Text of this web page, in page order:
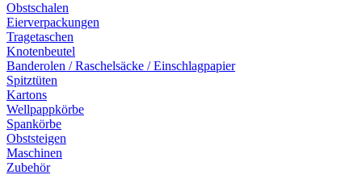
Obstschalen
Eierverpackungen
Tragetaschen
Knotenbeutel
Banderolen / Raschelsäcke / Einschlagpapier
Spitztüten
Kartons
Wellpappkörbe
Spankörbe
Obststeigen
Maschinen
Zubehör